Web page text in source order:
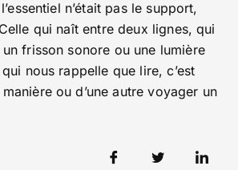
n’était pas le support,
qui naît entre deux lignes, qui
frisson sonore ou une lumière
nous rappelle que lire, c’est
ou d’une autre voyager un